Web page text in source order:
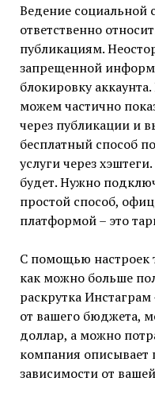
Ведение социальной
ответственно
публикациям.
запрещенной
блокировку
можем частично
через публикации и
бесплатный способ
услуги через
будет. Нужно
простой способ,
платформой – это
С помощью настроек
как можно больше
раскрутка Инстаграм
от вашего бюджета,
доллар, а можно
компания описывает
зависимости от